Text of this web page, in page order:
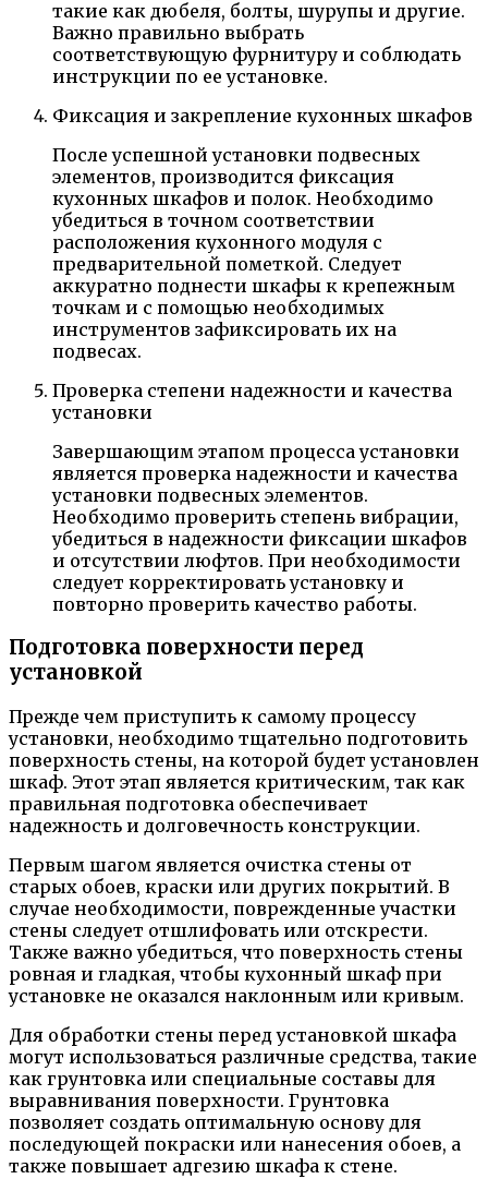
такие как дюбеля, болты, шурупы и другие.
Важно правильно выбрать
соответствующую фурнитуру и соблюдать
инструкции по ее установке.
Фиксация и закрепление кухонных шкафов
После успешной установки подвесных
элементов, производится фиксация
кухонных шкафов и полок. Необходимо
убедиться в точном соответствии
расположения кухонного модуля с
предварительной пометкой. Следует
аккуратно поднести шкафы к крепежным
точкам и с помощью необходимых
инструментов зафиксировать их на
подвесах.
Проверка степени надежности и качества
установки
Завершающим этапом процесса установки
является проверка надежности и качества
установки подвесных элементов.
Необходимо проверить степень вибрации,
убедиться в надежности фиксации шкафов
и отсутствии люфтов. При необходимости
следует корректировать установку и
повторно проверить качество работы.
Подготовка поверхности перед
установкой
Прежде чем приступить к самому процессу
установки, необходимо тщательно подготовить
поверхность стены, на которой будет установлен
шкаф. Этот этап является критическим, так как
правильная подготовка обеспечивает
надежность и долговечность конструкции.
Первым шагом является очистка стены от
старых обоев, краски или других покрытий. В
случае необходимости, поврежденные участки
стены следует отшлифовать или отскрести.
Также важно убедиться, что поверхность стены
ровная и гладкая, чтобы кухонный шкаф при
установке не оказался наклонным или кривым.
Для обработки стены перед установкой шкафа
могут использоваться различные средства, такие
как грунтовка или специальные составы для
выравнивания поверхности. Грунтовка
позволяет создать оптимальную основу для
последующей покраски или нанесения обоев, а
также повышает адгезию шкафа к стене.